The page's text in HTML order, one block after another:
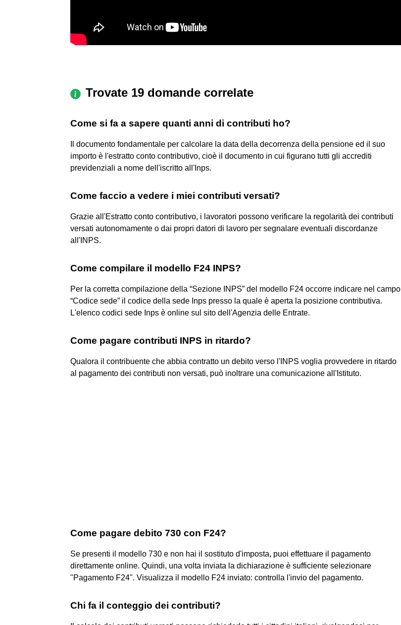
Trovate 19 domande correlate
Come si fa a sapere quanti anni di contributi ho?
Il documento fondamentale per calcolare la data della decorrenza della pensione ed il suo
importo è l'estratto conto contributivo, cioè il documento in cui figurano tutti gli accrediti
previdenziali a nome dell'iscritto all'Inps.
Come faccio a vedere i miei contributi versati?
Grazie all'Estratto conto contributivo, i lavoratori possono verificare la regolarità dei contributi
versati autonomamente o dai propri datori di lavoro per segnalare eventuali discordanze
all'INPS.
Come compilare il modello F24 INPS?
Per la corretta compilazione della “Sezione INPS” del modello F24 occorre indicare nel campo
“Codice sede” il codice della sede Inps presso la quale è aperta la posizione contributiva.
L'elenco codici sede Inps è online sul sito dell'Agenzia delle Entrate.
Come pagare contributi INPS in ritardo?
Qualora il contribuente che abbia contratto un debito verso l'INPS voglia provvedere in ritardo
al pagamento dei contributi non versati, può inoltrare una comunicazione all'Istituto.
Come pagare debito 730 con F24?
Se presenti il modello 730 e non hai il sostituto d'imposta, puoi effettuare il pagamento
direttamente online. Quindi, una volta inviata la dichiarazione è sufficiente selezionare
"Pagamento F24". Visualizza il modello F24 inviato: controlla l'invio del pagamento.
Chi fa il conteggio dei contributi?